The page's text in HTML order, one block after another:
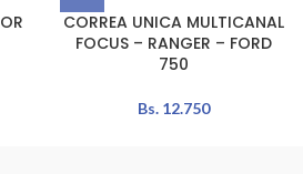
CORREA UNICA MULTICANAL
FOCUS – RANGER – FORD
750
Bs.12.750